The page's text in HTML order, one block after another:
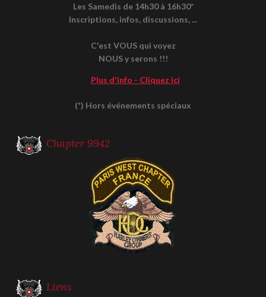
Les Samedis de 14h30 à 16h30*
Inscriptions, infos, discussions, ...
C'est VOUS qui voyez
NOUS y serons !!!
Plus d'info - Cliquez ici
(*) Hors événements spéciaux
Chapter 9942
Liens